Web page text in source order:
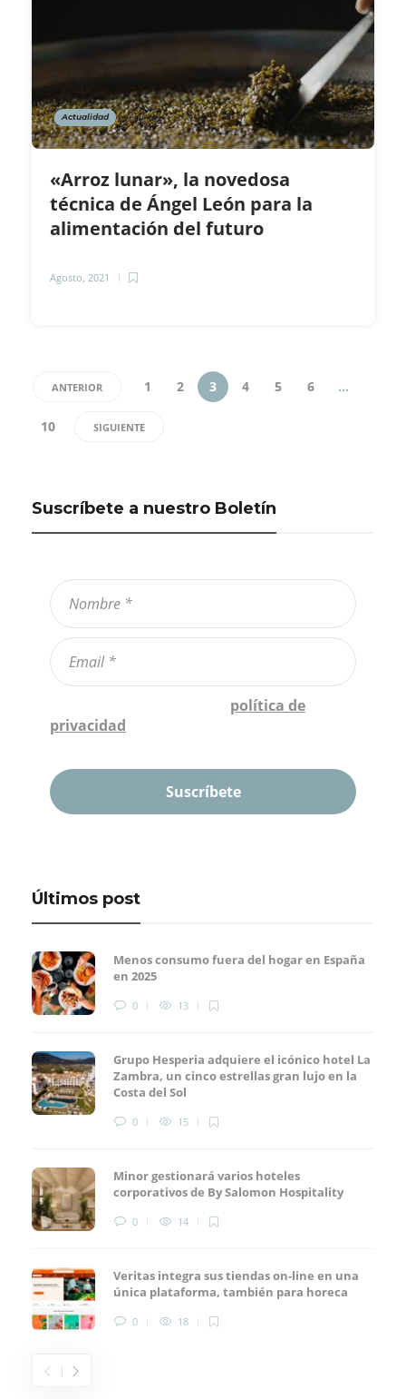
Actualidad
«Arroz lunar», la novedosa
técnica de Ángel León para la
alimentación del futuro
Agosto, 2021
ANTERIOR 1 2 3 4 5 6 …
10 SIGUIENTE
Suscríbete a nuestro Boletín
política de
privacidad
Últimos post
Menos consumo fuera del hogar en España
en 2025
0 13
Grupo Hesperia adquiere el icónico hotel La
Zambra, un cinco estrellas gran lujo en la
Costa del Sol
0 15
Minor gestionará varios hoteles
corporativos de By Salomon Hospitality
0 14
Veritas integra sus tiendas on-line en una
única plataforma, también para horeca
0 18